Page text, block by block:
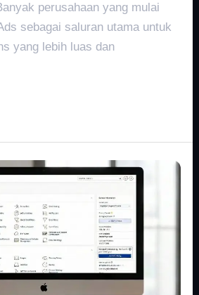
perusahaan yang mulai
sebagai saluran utama untuk
yang lebih luas dan